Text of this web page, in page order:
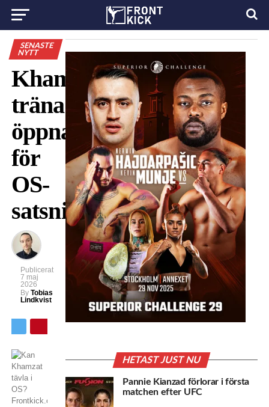
SENASTE
NYTT
Khamzats
tränare
öppnar
för
OS-
satsning
Publicerat
7 maj
2026
By Tobias
Lindkvist
HETAST JUST NU
Pannie Kianzad förlorar i första
matchen efter UFC